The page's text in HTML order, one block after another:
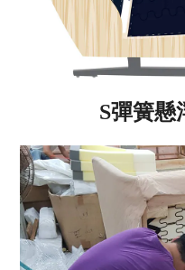
S彈簧懸